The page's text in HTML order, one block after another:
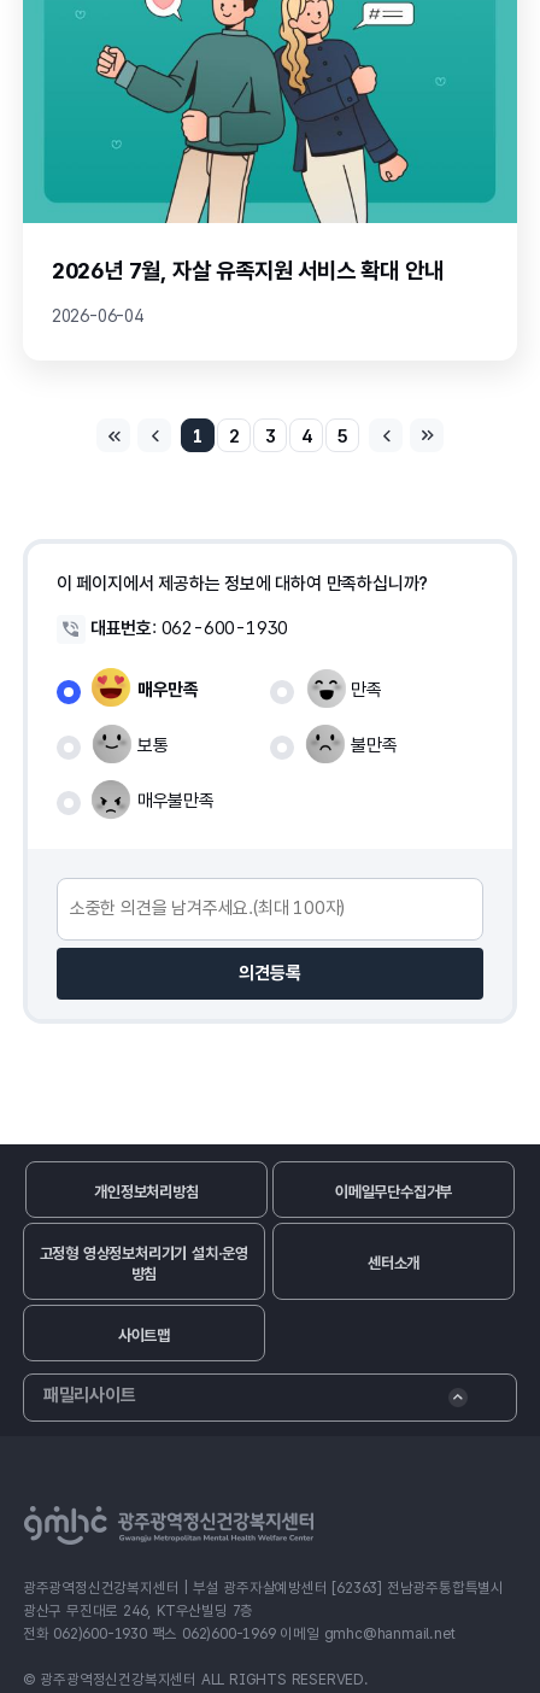
2026년 7월, 자살 유족지원 서비스 확대 안내
2026-06-04
1 2 3 4 5
이 페이지에서 제공하는 정보에 대하여 만족하십니까?
대표번호: 062-600-1930
매우만족 만족
보통 불만족
매우불만족
의견등록
개인정보처리방침 이메일무단수집거부
고정형 영상정보처리기기 설치·운영
방침
센터소개
사이트맵
패밀리사이트
광주광역정신건강복지센터 | 부설 광주자살예방센터 [62363] 전남광주통합특별시
광산구 무진대로 246, KT우산빌딩 7층
전화 062)600-1930 팩스 062)600-1969 이메일 gmhc@hanmail.net
© 광주광역정신건강복지센터 ALL RIGHTS RESERVED.